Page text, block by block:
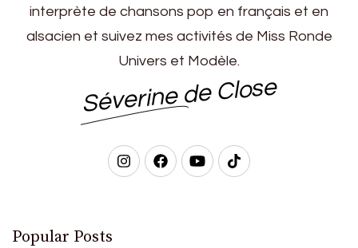
interprète de chansons pop en français et en
alsacien et suivez mes activités de Miss Ronde
Univers et Modèle.
Séverine de Close
Popular Posts